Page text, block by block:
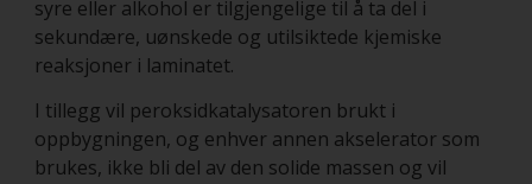
syre eller alkohol er tilgjengelige til å ta del i
sekundære, uønskede og utilsiktede kjemiske
reaksjoner i laminatet.
I tillegg vil peroksidkatalysatoren brukt i
oppbygningen, og enhver annen akselerator som
brukes, ikke bli del av den solide massen og vil